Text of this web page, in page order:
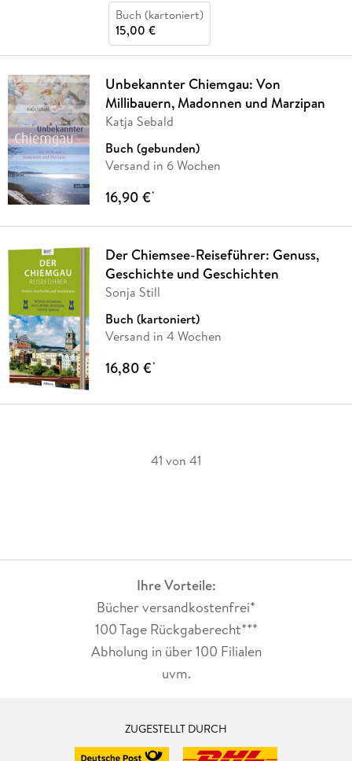
Buch (kartoniert)
15,00 €
Unbekannter Chiemgau: Von
Millibauern, Madonnen und Marzipan
Katja Sebald
Buch (gebunden)
Versand in 6 Wochen
16,90 €*
Der Chiemsee-Reiseführer: Genuss,
Geschichte und Geschichten
Sonja Still
Buch (kartoniert)
Versand in 4 Wochen
16,80 €*
41 von 41
Ihre Vorteile:
Bücher versandkostenfrei*
100 Tage Rückgaberecht***
Abholung in über 100 Filialen
uvm.
ZUGESTELLT DURCH